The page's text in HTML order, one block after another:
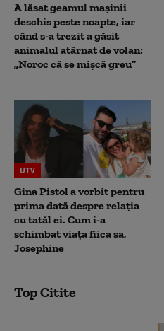
A lăsat geamul mașinii
deschis peste noapte, iar
când s-a trezit a găsit
animalul atârnat de volan:
„Noroc că se mișcă greu”
UTV
Gina Pistol a vorbit pentru
prima dată despre relația
cu tatăl ei. Cum i-a
schimbat viața fiica sa,
Josephine
Top Citite